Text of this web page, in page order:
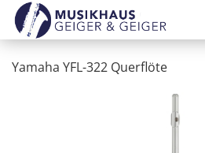
Yamaha YFL-322 Querflöte